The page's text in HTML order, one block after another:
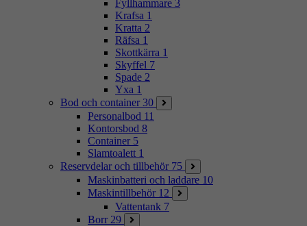
Fyllhammare 3
Krafsa 1
Kratta 2
Räfsa 1
Skottkärra 1
Skyffel 7
Spade 2
Yxa 1
Bod och container 30
Personalbod 11
Kontorsbod 8
Container 5
Slamtoalett 1
Reservdelar och tillbehör 75
Maskinbatteri och laddare 10
Maskintillbehör 12
Vattentank 7
Borr 29